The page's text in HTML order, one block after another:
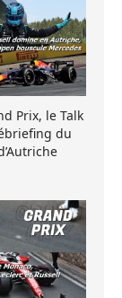
Prix, le Talk
du